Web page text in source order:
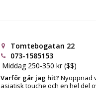
Tomtebogatan 22
073-1585153
Middag 250-350 kr ($$)
Varför går jag hit? Nyöppnad
asiatisk touche och en hel del